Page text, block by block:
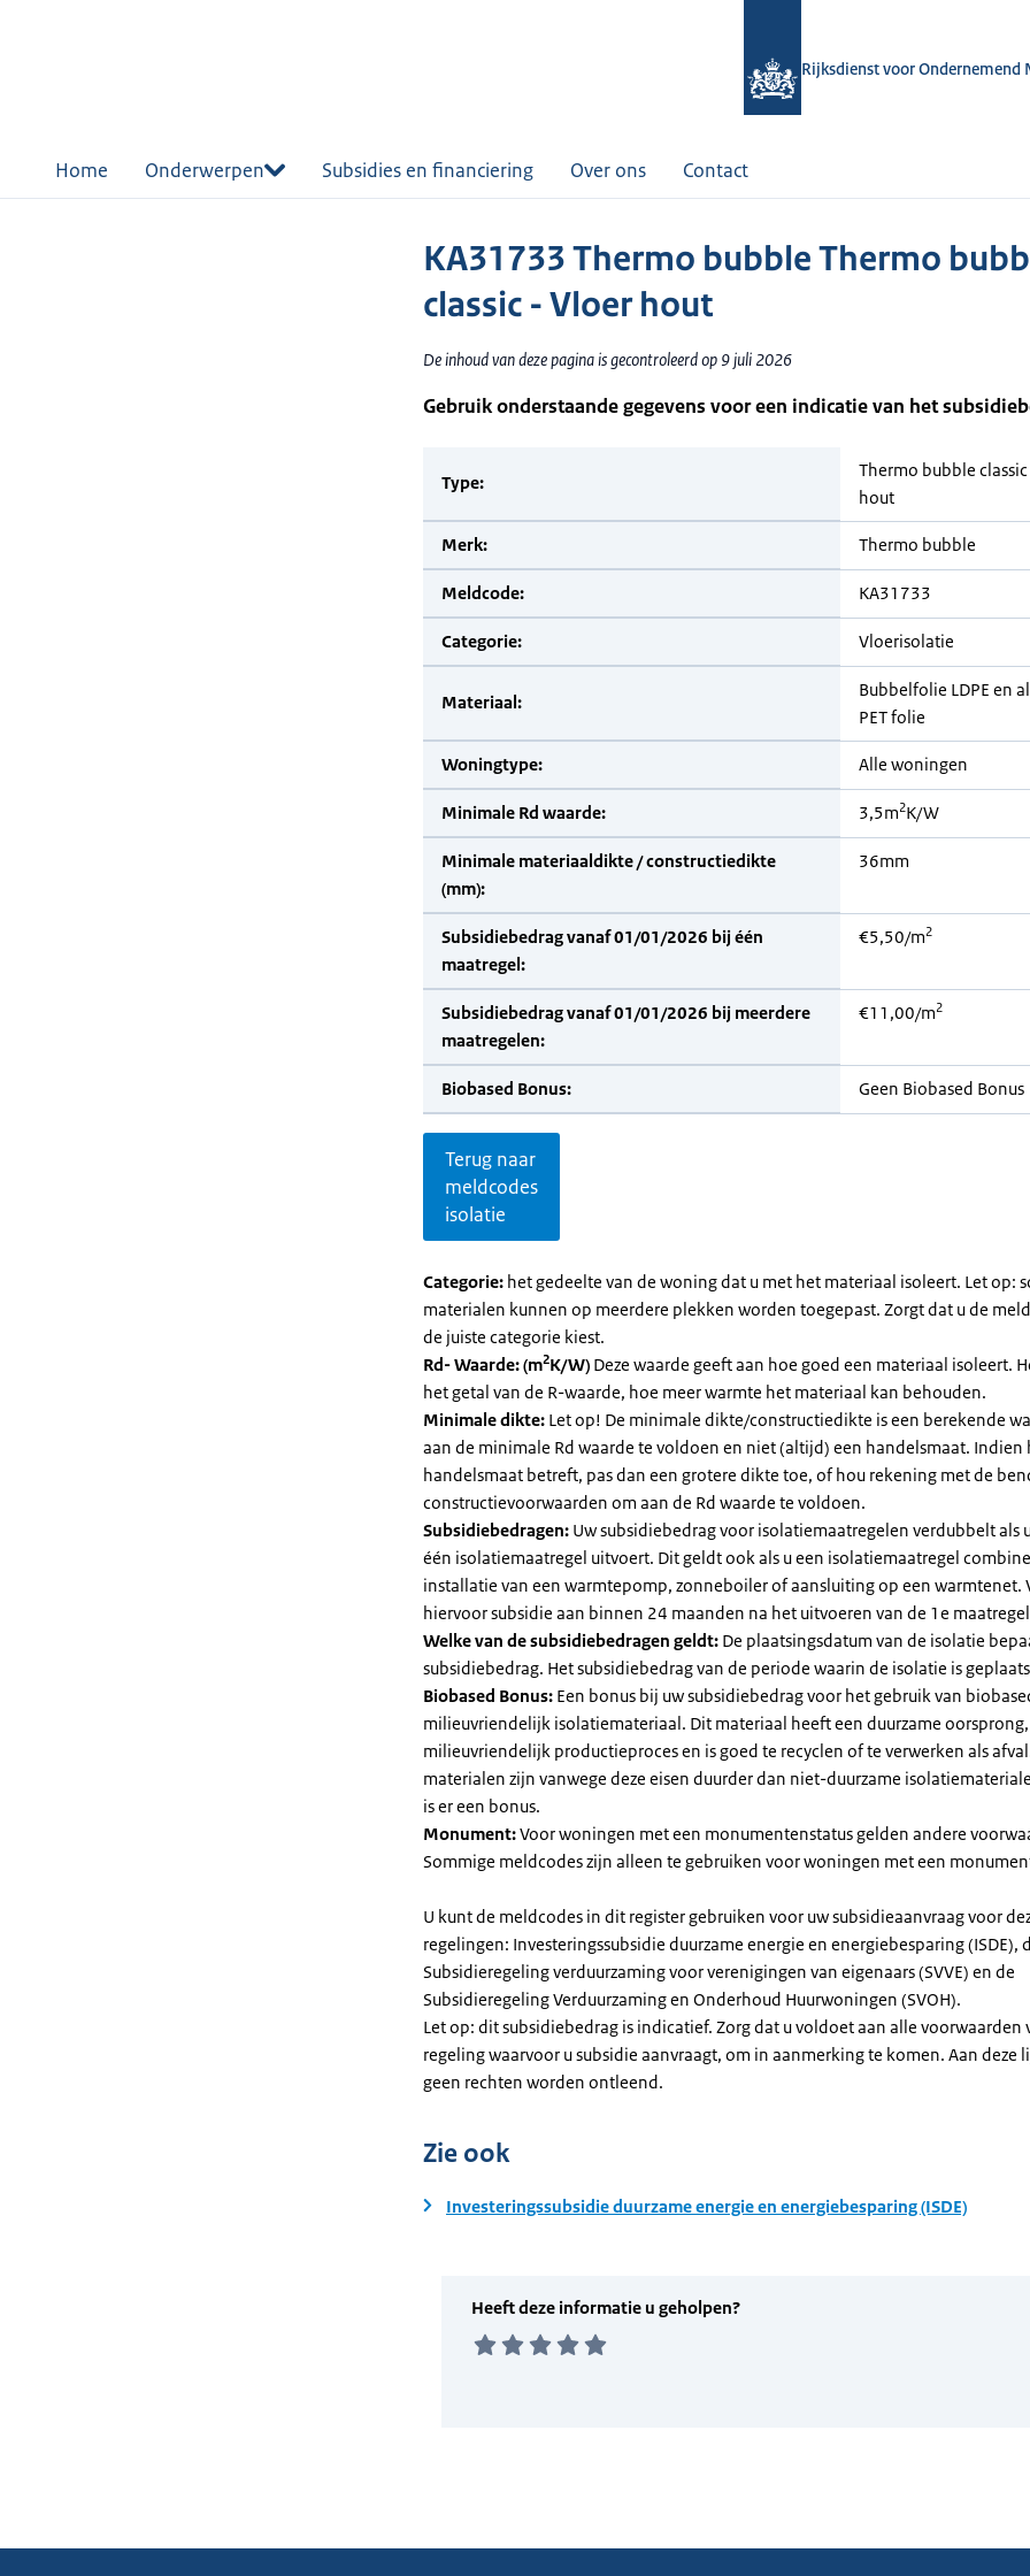
Rijksdienst voor Ondernemend
Home Onderwerpen Subsidies en financiering Over ons Contact
KA31733 Thermo bubble Thermo
classic - Vloer hout
De inhoud van deze pagina is gecontroleerd op 9 juli 2026
Gebruik onderstaande gegevens voor een indicatie van het
Type:
Thermo bubble
hout
Merk: Thermo bubble
Meldcode: KA31733
Categorie: Vloerisolatie
Materiaal:
Bubbelfolie LDPE en
PET folie
Woningtype: Alle woningen
Minimale Rd waarde: 3,5m2K/W
Minimale materiaaldikte / constructiedikte
(mm):
36mm
Subsidiebedrag vanaf 01/01/2026 bij één
maatregel:
€5,50/m2
Subsidiebedrag vanaf 01/01/2026 bij meerdere
maatregelen:
€11,00/m2
Biobased Bonus: Geen Biobased Bonus
Terug naar
meldcodes
isolatie
Categorie: het gedeelte van de woning dat u met het materiaal isoleert. Let op:
materialen kunnen op meerdere plekken worden toegepast. Zorgt dat u de
de juiste categorie kiest.
Rd- Waarde: (m2K/W) Deze waarde geeft aan hoe goed een materiaal isoleert.
het getal van de R-waarde, hoe meer warmte het materiaal kan behouden.
Minimale dikte: Let op! De minimale dikte/constructiedikte is een berekende
aan de minimale Rd waarde te voldoen en niet (altijd) een handelsmaat. Indien
handelsmaat betreft, pas dan een grotere dikte toe, of hou rekening met de
constructievoorwaarden om aan de Rd waarde te voldoen.
Subsidiebedragen: Uw subsidiebedrag voor isolatiemaatregelen verdubbelt als
één isolatiemaatregel uitvoert. Dit geldt ook als u een isolatiemaatregel
installatie van een warmtepomp, zonneboiler of aansluiting op een warmtenet.
hiervoor subsidie aan binnen 24 maanden na het uitvoeren van de 1e
Welke van de subsidiebedragen geldt: De plaatsingsdatum van de isolatie
subsidiebedrag. Het subsidiebedrag van de periode waarin de isolatie is
Biobased Bonus: Een bonus bij uw subsidiebedrag voor het gebruik van
milieuvriendelijk isolatiemateriaal. Dit materiaal heeft een duurzame oorsprong,
milieuvriendelijk productieproces en is goed te recyclen of te verwerken als
materialen zijn vanwege deze eisen duurder dan niet-duurzame
is er een bonus.
Monument:Voor woningen met een monumentenstatus gelden andere
Sommige meldcodes zijn alleen te gebruiken voor woningen met een
U kunt de meldcodes in dit register gebruiken voor uw subsidieaanvraag voor
regelingen: Investeringssubsidie duurzame energie en energiebesparing (ISDE),
Subsidieregeling verduurzaming voor verenigingen van eigenaars (SVVE) en de
Subsidieregeling Verduurzaming en Onderhoud Huurwoningen (SVOH).
Let op: dit subsidiebedrag is indicatief. Zorg dat u voldoet aan alle voorwaarden
regeling waarvoor u subsidie aanvraagt, om in aanmerking te komen. Aan deze
geen rechten worden ontleend.
Zie ook
Investeringssubsidie duurzame energie en energiebesparing (ISDE)